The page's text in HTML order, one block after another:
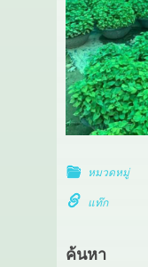
หมวดหมู่
แท๊ก
ค้นหา